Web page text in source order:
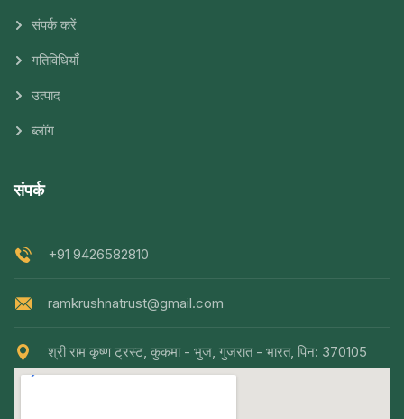
संपर्क करें
गतिविधियाँ
उत्पाद
ब्लॉग
संपर्क
+91 9426582810
ramkrushnatrust@gmail.com
श्री राम कृष्ण ट्रस्ट, कुकमा - भुज, गुजरात - भारत, पिन: 370105